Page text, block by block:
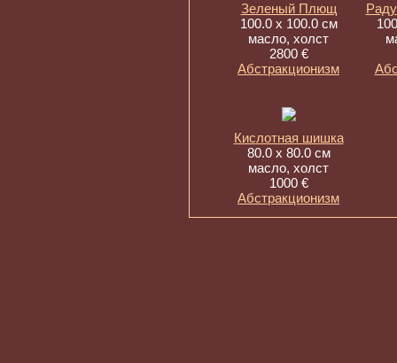
Зеленый Плющ
100.0 x 100.0 см
масло, холст
2800 €
Абстракционизм
Кислотная шишка
80.0 x 80.0 см
масло, холст
1000 €
Абстракционизм